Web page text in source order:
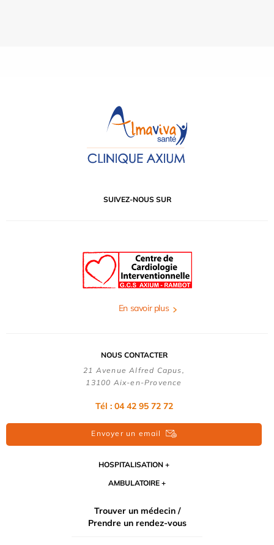
SUIVEZ-NOUS SUR
En savoir plus
NOUS CONTACTER
21 Avenue Alfred Capus,
13100 Aix-en-Provence
Tél : 04 42 95 72 72
Envoyer un email
HOSPITALISATION
AMBULATOIRE
Trouver un médecin /
Prendre un rendez-vous